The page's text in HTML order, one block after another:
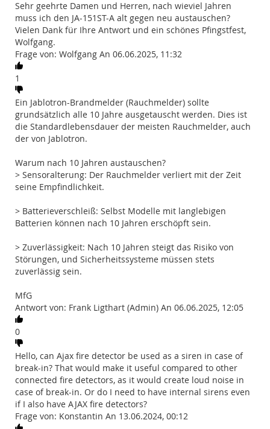
Sehr geehrte Damen und Herren, nach wieviel Jahren
muss ich den JA-151ST-A alt gegen neu austauschen?
Vielen Dank für Ihre Antwort und ein schönes Pfingstfest,
Wolfgang.
Frage von: Wolfgang An 06.06.2025, 11:32
1
Ein Jablotron-Brandmelder (Rauchmelder) sollte
grundsätzlich alle 10 Jahre ausgetauscht werden. Dies ist
die Standardlebensdauer der meisten Rauchmelder, auch
der von Jablotron.
Warum nach 10 Jahren austauschen?
> Sensoralterung: Der Rauchmelder verliert mit der Zeit
seine Empfindlichkeit.
> Batterieverschleiß: Selbst Modelle mit langlebigen
Batterien können nach 10 Jahren erschöpft sein.
> Zuverlässigkeit: Nach 10 Jahren steigt das Risiko von
Störungen, und Sicherheitssysteme müssen stets
zuverlässig sein.
MfG
Antwort von: Frank Ligthart (Admin) An 06.06.2025, 12:05
0
Hello, can Ajax fire detector be used as a siren in case of
break-in? That would make it useful compared to other
connected fire detectors, as it would create loud noise in
case of break-in. Or do I need to have internal sirens even
if I also have AJAX fire detectors?
Frage von: Konstantin An 13.06.2024, 00:12